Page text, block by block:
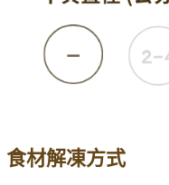
食材解凍方式